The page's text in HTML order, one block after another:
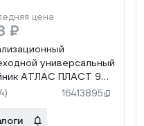
цена
₽
универсальный
АТЛАС ПЛАСТ 90
DN 110х50,
16413895